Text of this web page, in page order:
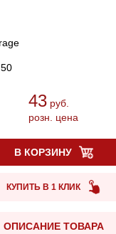
50
43 руб.
розн. цена
В КОРЗИНУ
КУПИТЬ В 1 КЛИК
ОПИСАНИЕ ТОВАРА